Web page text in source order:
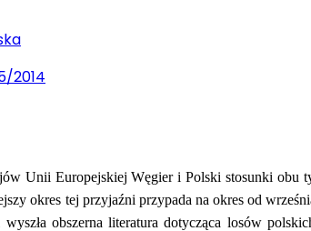
2014
Unii Europejskiej Węgier i Polski stosunki obu
okres tej przyjaźni przypada na okres od
obszerna literatura dotycząca losów